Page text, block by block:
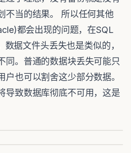
不当的结果。 所以任何其他
都会出现的问题，在SQL
据文件头丢失也是类似的，
同。普通的数据块丢失可能只
户也可以割舍这少部分数据。
导致数据库彻底不可用，这是